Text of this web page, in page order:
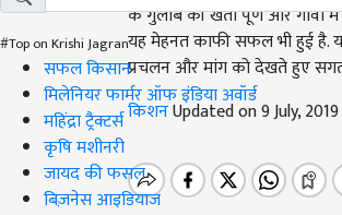
#Top on Krishi Jagran
सफल किसान
मिलेनियर फार्मर ऑफ इंडिया अवॉर्ड
महिंद्रा ट्रैक्टर्स
कृषि मशीनरी
जायद की फसल
बिज़नेस आइडियाज
के गुलाब की खेती पूणे और गोवा
यह मेहनत काफी सफल भी हुई है.
प्रचलन और मांग को देखते हुए
किशनUpdated on 9 July,